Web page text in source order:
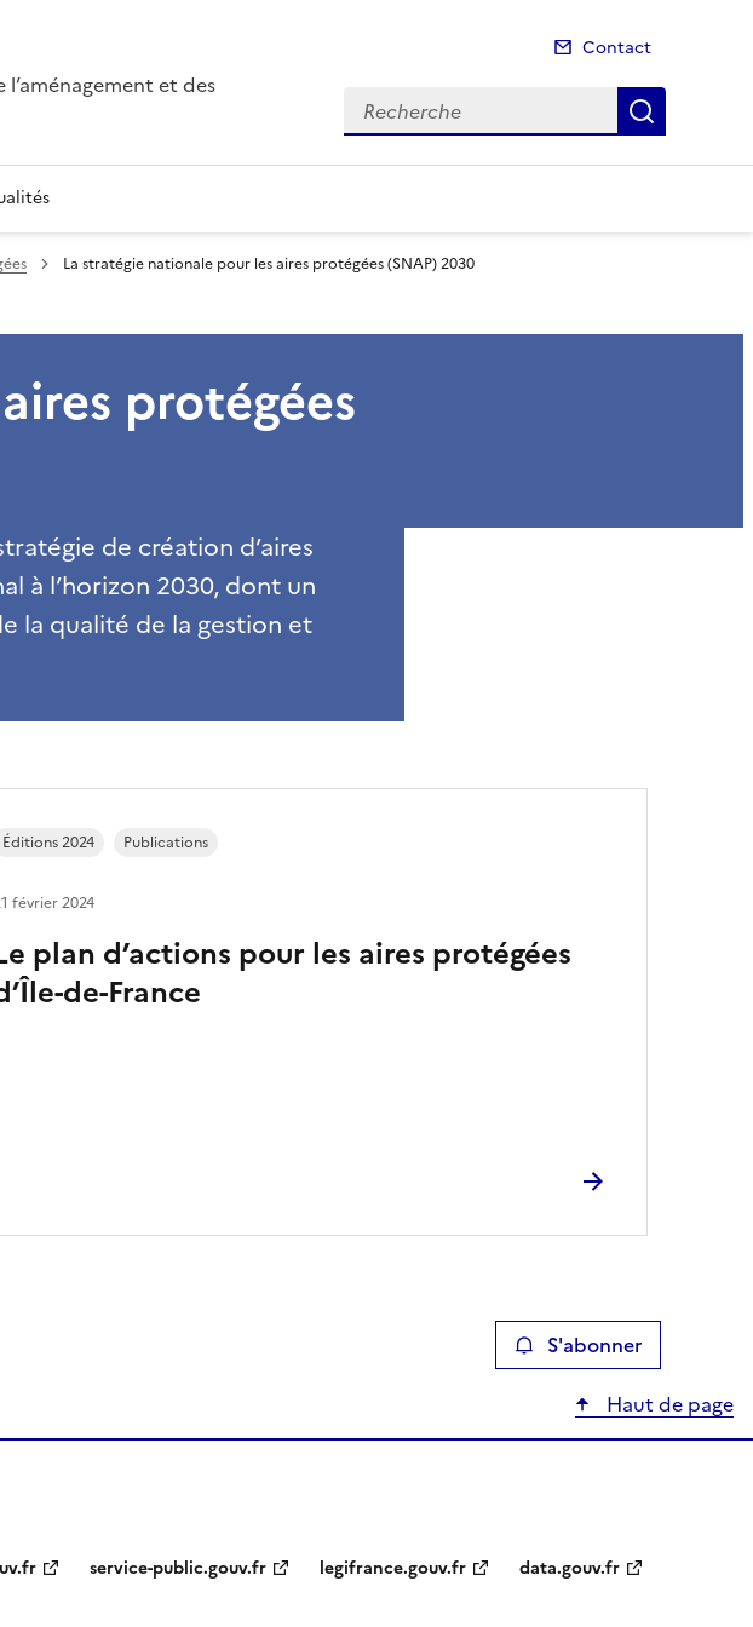
et des
Contact
Recherche
La stratégie nationale pour les aires protégées (SNAP) 2030
protégées
de création d’aires
à l’horizon 2030, dont un
la qualité de la gestion et
plan d’actions pour les aires protégées
de-France
Éditions 2024 Publications
février 2024
S'abonner
Haut de page
service-public.gouv.fr legifrance.gouv.fr data.gouv.fr